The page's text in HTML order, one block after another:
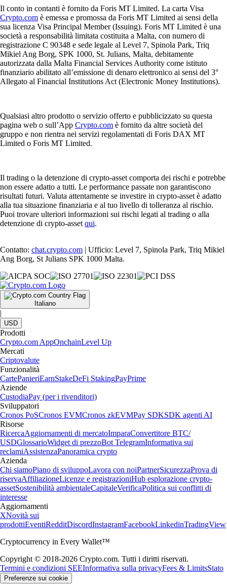
Il conto in contanti è fornito da Foris MT Limited. La carta Visa
Crypto.com è emessa e promossa da Foris MT Limited ai sensi della
sua licenza Visa Principal Member (Issuing). Foris MT Limited è una
società a responsabilità limitata costituita a Malta, con numero di
registrazione C 90348 e sede legale al Level 7, Spinola Park, Triq
Mikiel Ang Borg, SPK 1000, St. Julians, Malta, debitamente
autorizzata dalla Malta Financial Services Authority come istituto
finanziario abilitato all’emissione di denaro elettronico ai sensi del 3°
Allegato al Financial Institutions Act (Electronic Money Institutions).
Qualsiasi altro prodotto o servizio offerto e pubblicizzato su questa
pagina web o sull’App Crypto.com è fornito da altre società del
gruppo e non rientra nei servizi regolamentati di Foris DAX MT
Limited o Foris MT Limited.
Il trading o la detenzione di crypto-asset comporta dei rischi e potrebbe
non essere adatto a tutti. Le performance passate non garantiscono
risultati futuri. Valuta attentamente se investire in crypto-asset è adatto
alla tua situazione finanziaria e al tuo livello di tolleranza al rischio.
Puoi trovare ulteriori informazioni sui rischi legati al trading o alla
detenzione di crypto-asset qui.
Contatto: chat.crypto.com | Ufficio: Level 7, Spinola Park, Triq Mikiel
Ang Borg, St Julians SPK 1000 Malta.
Italiano
|
USD
Prodotti
Crypto.com AppOnchainLevel Up
Mercati
Criptovalute
Funzionalità
CartePanieriEarnStakeDeFi StakingPayPrime
Aziende
CustodiaPay (per i rivenditori)
Sviluppatori
Cronos PoSCronos EVMCronos zkEVMPay SDKSDK agenti AI
Risorse
RicercaAggiornamenti di mercatoImparaConvertitore BTC/
USDGlossarioWidget di prezzoBot TelegramInformativa sui
reclamiAssistenzaPanoramica crypto
Azienda
Chi siamoPiano di sviluppoLavora con noiPartnerSicurezzaProva di
riservaAffiliazioneLicenze e registrazioniHub esplorazione crypto-
assetSostenibilità ambientaleCapitaleVerificaPolitica sui conflitti di
interesse
Aggiornamenti
XNovità sui
prodottiEventiRedditDiscordInstagramFacebookLinkedinTradingView
Cryptocurrency in Every Wallet™
Copyright © 2018-2026 Crypto.com. Tutti i diritti riservati.
Termini e condizioni SEEInformativa sulla privacyFees & LimitsStato
Preferenze sui cookie